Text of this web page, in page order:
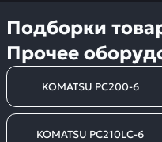
Подборки
Прочее
KOMATSU PC200-6
KOMATSU PC210LC-6